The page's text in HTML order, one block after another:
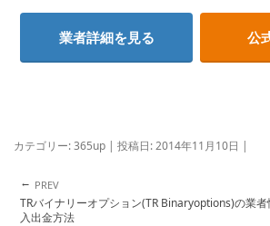
業者詳細を見る 公
カテゴリー:365up | 投稿日:2014年11月10日 |
投稿ナビゲーション
←
TRバイナリーオプション(TR Binaryoptions)の業
入出金方法